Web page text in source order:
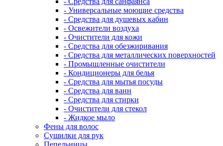
- Универсальные моющие средства
- Средства для душевых кабин
- Освежители воздуха
- Очистители для кожи
- Средства для обезжиривания
- Средства для металлических поверхностей
- Промышленные очистители
- Кондиционеры для белья
- Средства для мытья посуды
- Средства для ванн
- Средства для стирки
- Очистители для стекол
- Жидкое мыло
Фены для волос
Сушилки для рук
Пепельницы